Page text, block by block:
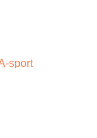
sport